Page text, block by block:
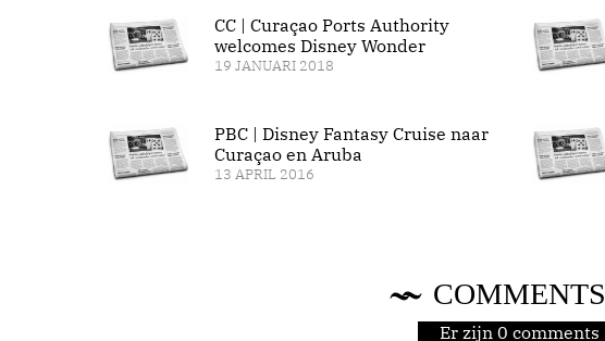
CC | Curaçao Ports Authority
welcomes Disney Wonder
19 JANUARI 2018
PBC | Disney Fantasy Cruise naar
Curaçao en Aruba
13 APRIL 2016
COMMENTS
Er zijn 0 comments